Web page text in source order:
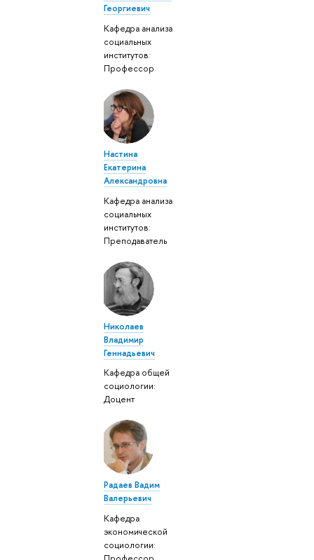
Георгиевич
Кафедра анализа
социальных
институтов:
Профессор
Настина
Екатерина
Александровна
Кафедра анализа
социальных
институтов:
Преподаватель
Николаев
Владимир
Геннадьевич
Кафедра общей
социологии:
Доцент
Радаев Вадим
Валерьевич
Кафедра
экономической
социологии: